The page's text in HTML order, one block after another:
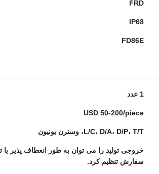
FRD
IP68
FD86E
1 عدد
USD 50-200/piece
L/C، D/A، D/P، T/T، وسترن یونیون
خروجی تولید را می توان به طور انعطاف پذیر با
سفارش تنظیم کرد.